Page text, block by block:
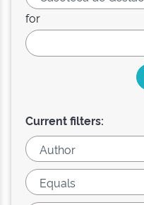
for
Current filters: